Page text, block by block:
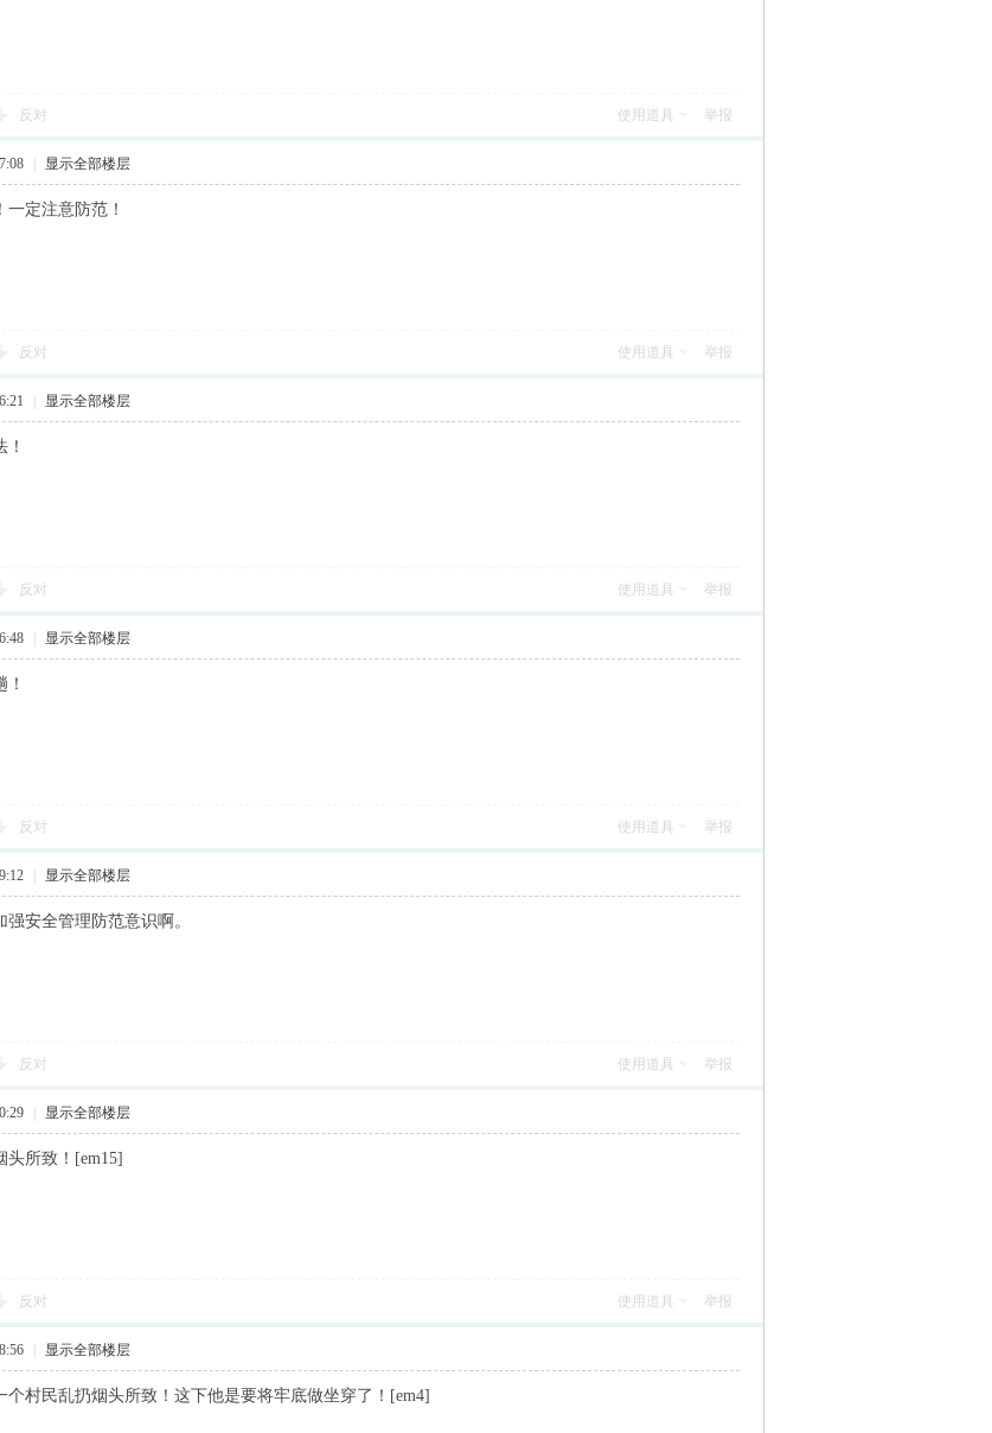
反对 使用道具 举报
显示全部楼层
定注意防范！
反对 使用道具 举报
显示全部楼层
反对 使用道具 举报
显示全部楼层
反对 使用道具 举报
显示全部楼层
安全管理防范意识啊。
反对 使用道具 举报
显示全部楼层
头所致！[em15]
反对 使用道具 举报
显示全部楼层
个村民乱扔烟头所致！这下他是要将牢底做坐穿了！[em4]